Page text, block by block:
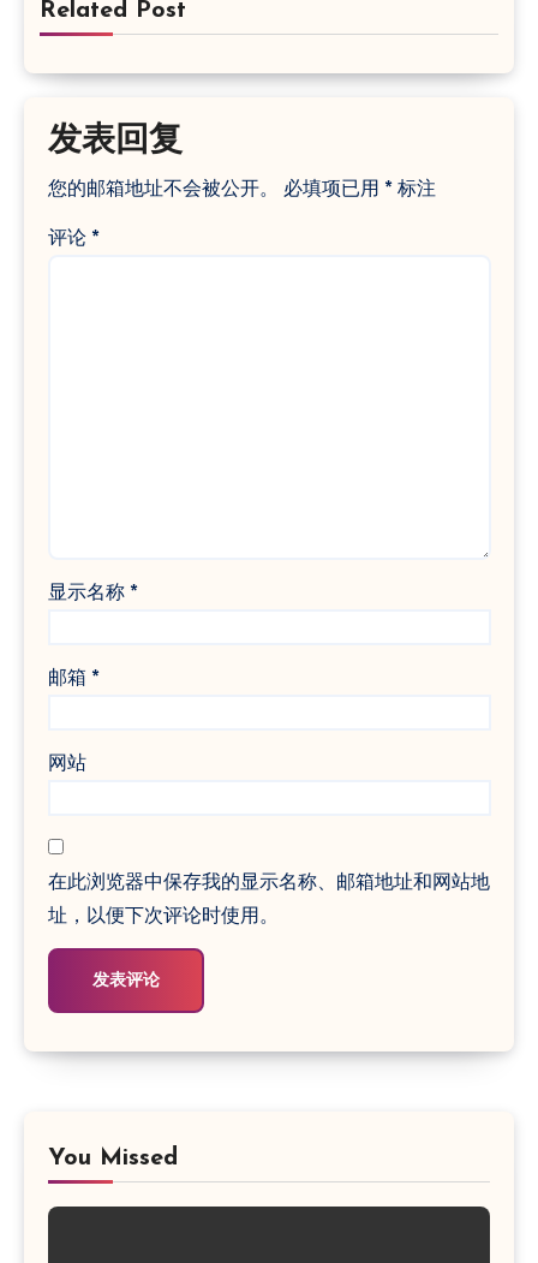
Related Post
发表回复
您的邮箱地址不会被公开。 必填项已用 *标注
评论 *
显示名称 *
邮箱 *
网站
在此浏览器中保存我的显示名称、邮箱地址和网站地
址，以便下次评论时使用。
You Missed